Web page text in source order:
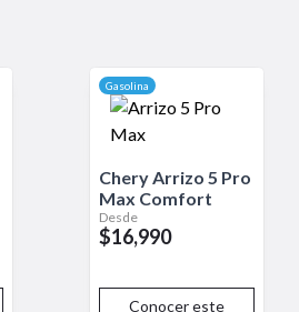
Gasolina
CheryArrizo 5 Pro
Max Comfort
Desde
$16,990
Conocer este